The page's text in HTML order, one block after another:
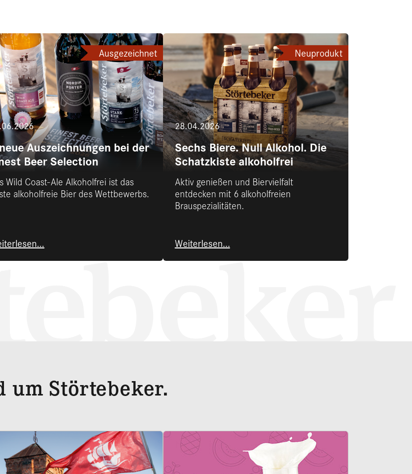
Ausgezeichnet
Auszeichnungen bei der
Beer Selection
Wild Coast-Ale Alkoholfrei ist das
alkoholfreie Bier des Wettbewerbs.
Neuprodukt
28.04.2026
Sechs Biere. Null Alkohol. Die
Schatzkiste alkoholfrei
Aktiv genießen und Biervielfalt
entdecken mit 6 alkoholfreien
Brauspezialitäten.
Weiterlesen...
um Störtebeker.